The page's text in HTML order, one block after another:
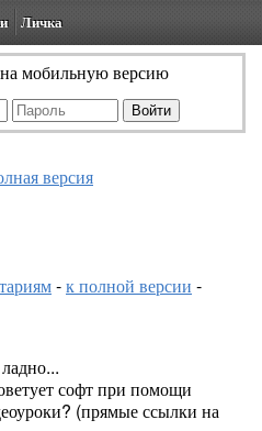
Личка
мобильную версию
версия
-к полной версии -
софт при помощи
(прямые ссылки на